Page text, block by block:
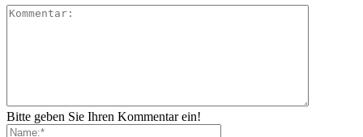
Bitte geben Sie Ihren Kommentar ein!